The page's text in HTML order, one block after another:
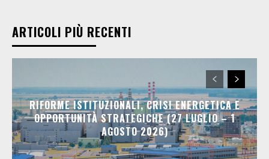
ARTICOLI PIÙ RECENTI
RIFORME ISTITUZIONALI, CRISI ENERGETICA E
OPPORTUNITÀ STRATEGICHE (27 LUGLIO – 1
AGOSTO 2026)